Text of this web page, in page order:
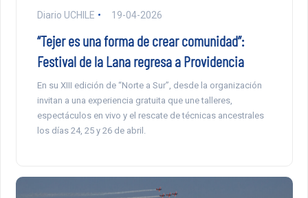
Diario UCHILE 19-04-2026
“Tejer es una forma de crear comunidad”:
Festival de la Lana regresa a Providencia
En su XIII edición de “Norte a Sur”, desde la organización
invitan a una experiencia gratuita que une talleres,
espectáculos en vivo y el rescate de técnicas ancestrales
los días 24, 25 y 26 de abril.